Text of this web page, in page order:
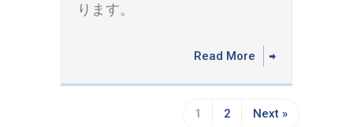
ります。
Read More
1 2 Next »